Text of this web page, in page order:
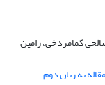
کمامردخی، رامین
به زبان دوم